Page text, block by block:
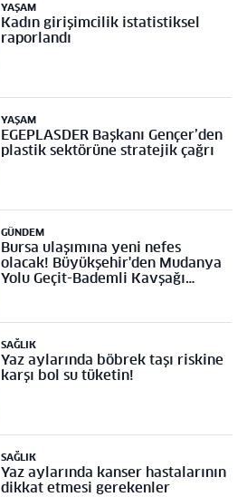
YAŞAM
Kadın girişimcilik istatistiksel
raporlandı
YAŞAM
EGEPLASDER Başkanı Gençer’den
plastik sektörüne stratejik çağrı
GÜNDEM
Bursa ulaşımına yeni nefes
olacak! Büyükşehir'den Mudanya
Yolu Geçit-Bademli Kavşağı
SAĞLIK
Yaz aylarında böbrek taşı riskine
karşı bol su tüketin!
SAĞLIK
Yaz aylarında kanser hastalarının
dikkat etmesi gerekenler